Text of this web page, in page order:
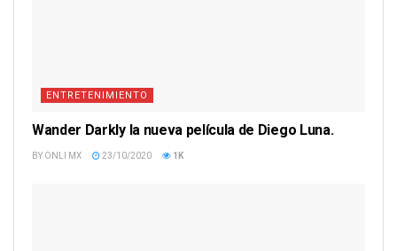
ENTRETENIMIENTO
Wander Darkly la nueva película de Diego Luna.
BY ONLI MX 23/10/2020 1K